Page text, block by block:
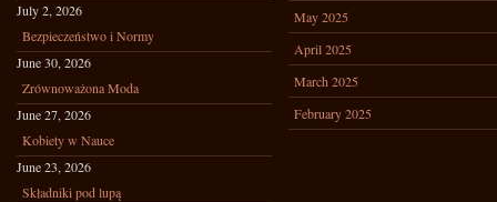
July 2, 2026
Bezpieczeństwo i Normy
June 30, 2026
Zrównoważona Moda
June 27, 2026
Kobiety w Nauce
June 23, 2026
Składniki pod lupą
May 2025
April 2025
March 2025
February 2025